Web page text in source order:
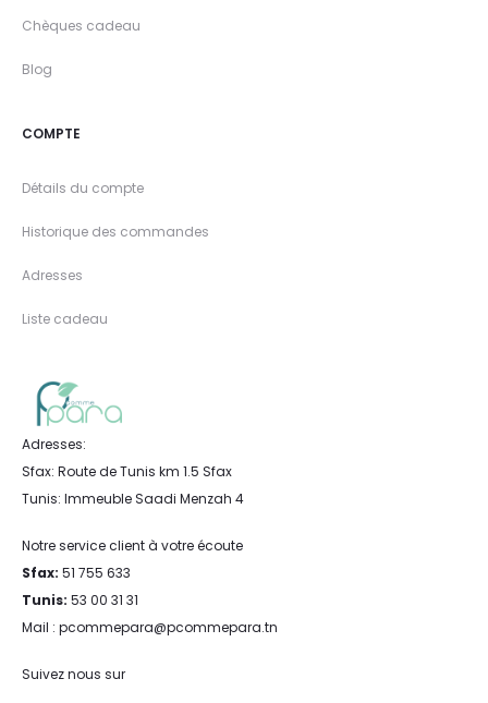
Chèques cadeau
Blog
COMPTE
Détails du compte
Historique des commandes
Adresses
Liste cadeau
Adresses:
Sfax: Route de Tunis km 1.5 Sfax
Tunis: Immeuble Saadi Menzah 4
Notre service client à votre écoute
Sfax: 51 755 633
Tunis: 53 00 31 31
Mail : pcommepara@pcommepara.tn
Suivez nous sur